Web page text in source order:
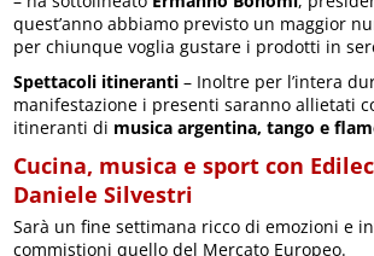
quest’anno abbiamo previsto un maggior
per chiunque voglia gustare i prodotti in
Spettacoli itineranti – Inoltre per l’intera
manifestazione i presenti saranno allietati
itineranti di musica argentina, tango e
Cucina, musica e sport con
Daniele Silvestri
Sarà un fine settimana ricco di emozioni e
commistioni quello del Mercato Europeo.